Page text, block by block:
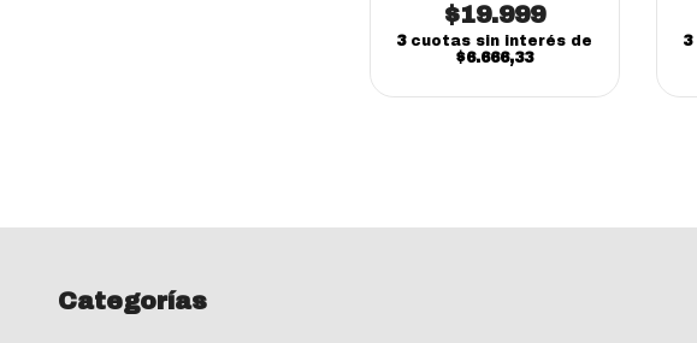
Importado para
$19.999
3 cuotas sin interés de
$6.666,33
3
Categorías